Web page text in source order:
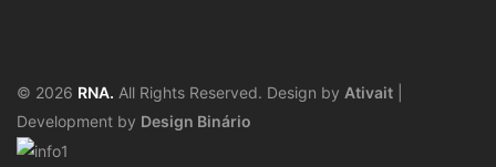
© 2026 RNA. All Rights Reserved. Design by Ativait
Development by Design Binário